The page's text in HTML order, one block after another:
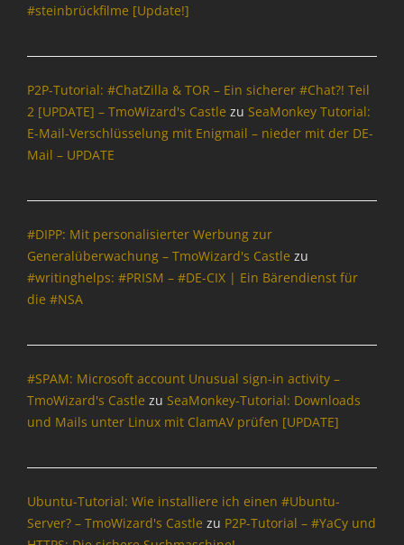
#steinbrückfilme [Update!]
P2P-Tutorial: #ChatZilla & TOR – Ein sicherer #Chat?! Teil
2 [UPDATE] – TmoWizard's Castle zu SeaMonkey Tutorial:
E-Mail-Verschlüsselung mit Enigmail – nieder mit der DE-
Mail – UPDATE
#DIPP: Mit personalisierter Werbung zur
Generalüberwachung – TmoWizard's Castle zu
#writinghelps: #PRISM – #DE-CIX | Ein Bärendienst für
die #NSA
#SPAM: Microsoft account Unusual sign-in activity –
TmoWizard's Castle zu SeaMonkey-Tutorial: Downloads
und Mails unter Linux mit ClamAV prüfen [UPDATE]
Ubuntu-Tutorial: Wie installiere ich einen #Ubuntu-
Server? – TmoWizard's Castle zu P2P-Tutorial – #YaCy und